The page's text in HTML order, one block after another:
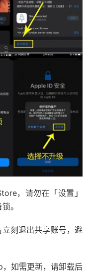
，请勿在「设置」
。
刻退出共享账号，避
如需更新，请卸载后